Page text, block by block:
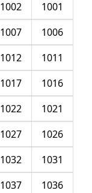
1001
1002
1006
1007
1011
1012
1016
1017
1021
1022
1026
1027
1031
1032
1036
1037